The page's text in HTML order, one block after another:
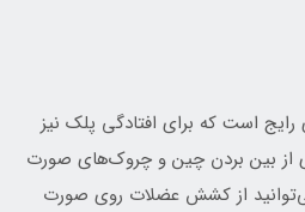
است که برای افتادگی پلک نیز
از بین بردن چین و چروک‌های صورت
از کشش عضلات روی صورت